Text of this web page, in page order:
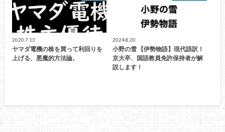
2020.7.13
ヤマダ電機の株を買って利回りを
上げる、悪魔的方法論。
2024.8.20
小野の雪 【伊勢物語】現代語訳！
京大卒、国語教員免許保持者が解
説します！